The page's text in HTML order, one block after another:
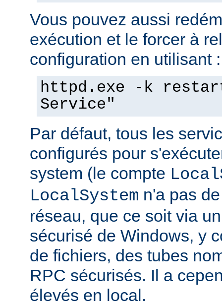
Vous pouvez aussi
exécution et le forcer à
configuration en utilisant :
httpd.exe -k
Service"
Par défaut, tous les
configurés pour
system (le compte
LocalSystem n'a pas
réseau, que ce soit via
sécurisé de Windows, y
de fichiers, des tubes
RPC sécurisés. Il a
élevés en local.